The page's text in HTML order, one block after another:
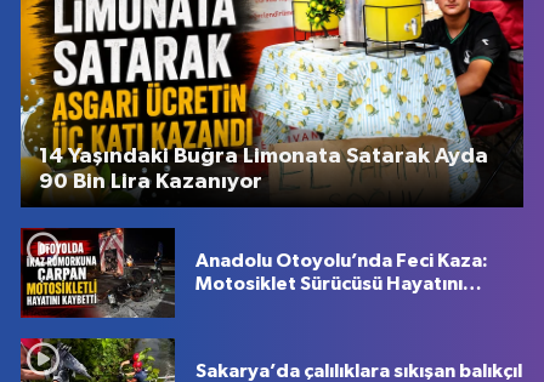
14 Yaşındaki Buğra Limonata Satarak Ayda
90 Bin Lira Kazanıyor
Anadolu Otoyolu’nda Feci Kaza:
Motosiklet Sürücüsü Hayatını
Sakarya’da çalılıklara sıkışan balıkçıl